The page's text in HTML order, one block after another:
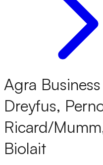
Agra
Dreyfus,
Ricard/
Biolait